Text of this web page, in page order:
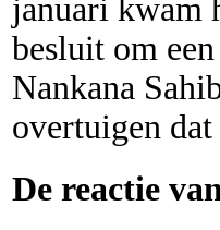
januari kwam
besluit om
Nankana
overtuigen
De reactie